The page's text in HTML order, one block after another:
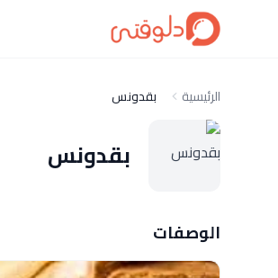
الرئيسية بقدونس
بقدونس
الوصفات